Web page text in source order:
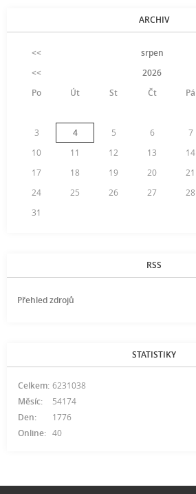
ARCHIV
<< srpen
<<
2026
Po
Út St Čt Pá
3
4 5 6 7
10
11 12 13 14
17
18 19 20 21
24
25 26 27 28
31
RSS
Přehled zdrojů
STATISTIKY
Online: 40
Celkem: 6231038
Měsíc:
54174
Den:
1776